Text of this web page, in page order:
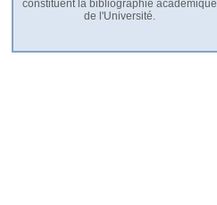
constituent la bibliographie académique
de l'Université.